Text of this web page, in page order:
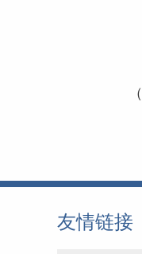
友情链接